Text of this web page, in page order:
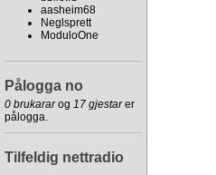
aasheim68
Neglsprett
ModuloOne
Pålogga no
0 brukararog 17 gjestarer
pålogga.
Tilfeldig nettradio